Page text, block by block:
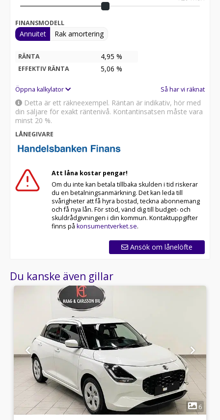
FINANSMODELL
Annuitet Rak amortering
RÄNTA 4,95 %
EFFEKTIV RÄNTA 5,06 %
Öppna kalkylator Så har vi räknat
Detta är ett räkneexempel. Räntan är indikativ, hör med
din säljare för exakt räntenivå. Kontantinsatsen måste vara
minst 20 %.
LÅNEGIVARE
Att låna kostar pengar!
Om du inte kan betala tillbaka skulden i tid riskerar
du en betalningsanmärkning. Det kan leda till
svårigheter att få hyra bostad, teckna abonnemang
och få nya lån. För stöd, vänd dig till budget- och
skuldrådgivningen i din kommun. Kontaktuppgifter
finns på konsumentverket.se.
Ansök om lånelöfte
Du kanske även gillar
1
6